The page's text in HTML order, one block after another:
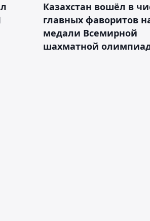
Казахстан вошёл в
главных фаворитов
медали Всемирной
шахматной